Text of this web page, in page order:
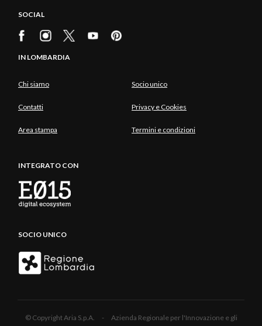
SOCIAL
IN LOMBARDIA
Chi siamo Socio unico
Contatti Privacy e Cookies
Area stampa Termini e condizioni
INTEGRATO CON
SOCIO UNICO
© Copyright Aria S.p.A. - Azienda Regionale per l'Innovazione e gli